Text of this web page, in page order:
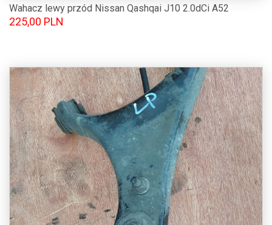
Wahacz lewy przód Nissan Qashqai J10 2.0dCi A52
225,00 PLN